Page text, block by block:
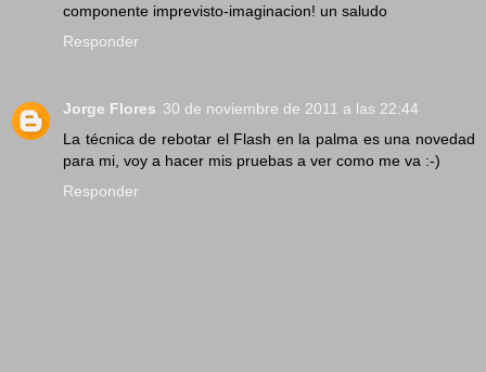
componente imprevisto-imaginacion! un saludo
Responder
Jorge Flores 30 de noviembre de 2011 a las 22:44
La técnica de rebotar el Flash en la palma es una novedad
para mi, voy a hacer mis pruebas a ver como me va :-)
Responder